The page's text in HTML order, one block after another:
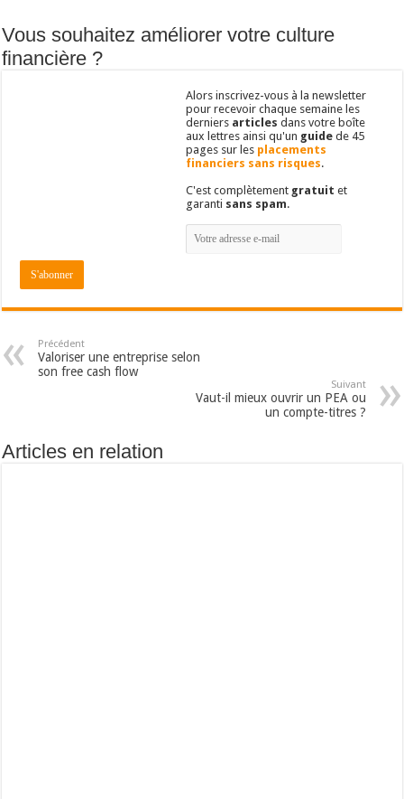
Vous souhaitez améliorer votre culture
financière ?
Alors inscrivez-vous à la newsletter
pour recevoir chaque semaine les
derniers articles dans votre boîte
aux lettres ainsi qu'un guide de 45
pages sur les placements
financiers sans risques.
C'est complètement gratuit et
garanti sans spam.
Précédent
Valoriser une entreprise selon
son free cash flow
Suivant
Vaut-il mieux ouvrir un PEA ou
un compte-titres ?
Articles en relation